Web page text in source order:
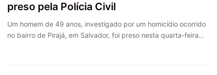
preso pela Polícia Civil
Um homem de 49 anos, investigado por um homicídio ocorrido
no bairro de Pirajá, em Salvador, foi preso nesta quarta-feira…